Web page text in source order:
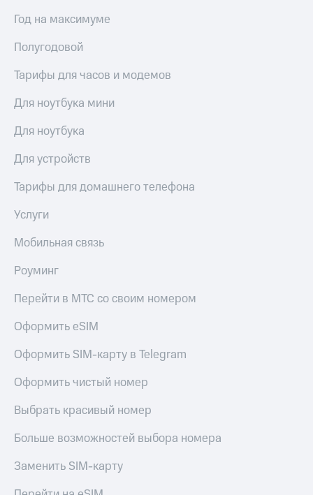
Год на максимуме
Полугодовой
Тарифы для часов и модемов
Для ноутбука мини
Для ноутбука
Для устройств
Тарифы для домашнего телефона
Услуги
Мобильная связь
Роуминг
Перейти в МТС со своим номером
Оформить eSIM
Оформить SIM-карту в Telegram
Оформить чистый номер
Выбрать красивый номер
Больше возможностей выбора номера
Заменить SIM-карту